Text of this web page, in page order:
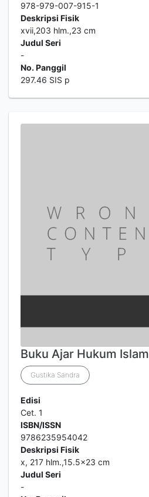
978-979-007-915-1
Deskripsi Fisik
xvii,203 hlm.,23 cm
Judul Seri
-
No. Panggil
297.46 SIS p
Buku Ajar Hukum Islam
Gustika Sandra
Edisi
Cet. 1
ISBN/ISSN
9786235954042
Deskripsi Fisik
x, 217 hlm.,15.5x23 cm
Judul Seri
-